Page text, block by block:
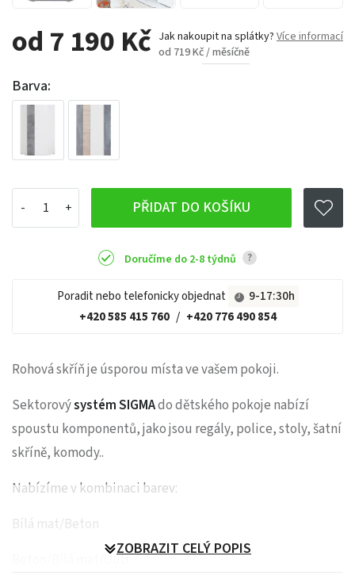
od 7 190 Kč Jak nakoupit na splátky? Více informací
od 719 Kč / měsíčně
Barva:
PŘIDAT DO KOŠÍKU
Doručíme do 2-8 týdnů ?
Poradit nebo telefonicky objednat
9-17:30h
+420 585 415 760 / +420 776 490 854
Rohová skříň je úsporou místa ve vašem pokoji.
Sektorovýsystém SIGMAdo dětského pokoje nabízí
spoustu komponentů, jako jsou regály, police, stoly, šatní
skříně, komody..
Nabízíme v kombinaci barev:
Bílá mat/Beton
Beton/Bílá mat/Dub
ZOBRAZIT CELÝ POPIS